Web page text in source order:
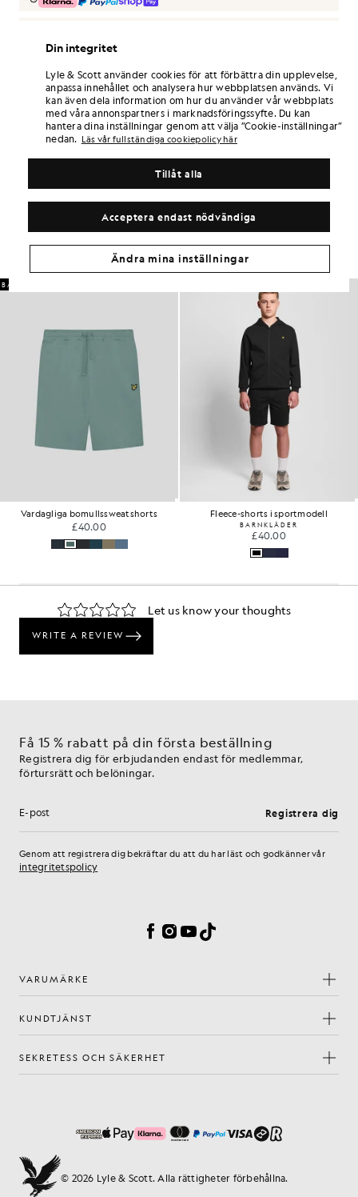
byten.
Tjäna dubbelt så många poäng! Få150-
poäng vid detta köp.
6 points = 1,00 GBP
REGISTRERA DIG
PRODUKTINFORMATION
PRODUKTPASSFORM
Få samma look
Skapa en komplett outfit med eleganta plagg som lyfter din
garderob.
BARNKLÄDER
Vardagliga bomullssweatshorts
£40.00
Fleece-shorts i sportmodell
BARNKLÄDER
£40.00
Få 15 % rabatt på din första beställning
Registrera dig för erbjudanden endast för medlemmar,
förtursrätt och belöningar.
E-postadress Registrera dig
Genom att registrera dig bekräftar du att du har läst och godkänner vår
integritetspolicy
Facebook
Instagram
YouTube
TikTok
VARUMÄRKE
KUNDTJÄNST
SEKRETESS OCH SÄKERHET
© 2026 Lyle & Scott. Alla rättigheter förbehållna.
Din integritet
Lyle & Scott använder cookies för att förbättra din upplevelse,
anpassa innehållet och analysera hur webbplatsen används. Vi
kan även dela information om hur du använder vår webbplats
med våra annonspartners i marknadsföringssyfte. Du kan
hantera dina inställningar genom att välja ”Cookie-inställningar”
nedan.
Läs vår fullständiga cookiepolicy här
Acceptera endast nödvändiga
Tillåt alla
Ändra mina inställningar